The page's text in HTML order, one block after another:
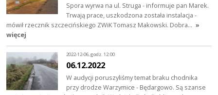
Spora wyrwa na ul. Struga - informuje pan Marek.
Trwają prace, uszkodzona została instalacja -
mówił rzecznik szczecińskiego ZWiK Tomasz Makowski. Dobra… »
więcej
2022-12-06, godz. 12:00
06.12.2022
W audycji poruszyliśmy temat braku chodnika
przy drodze Warzymice - Będargowo. Są szanse